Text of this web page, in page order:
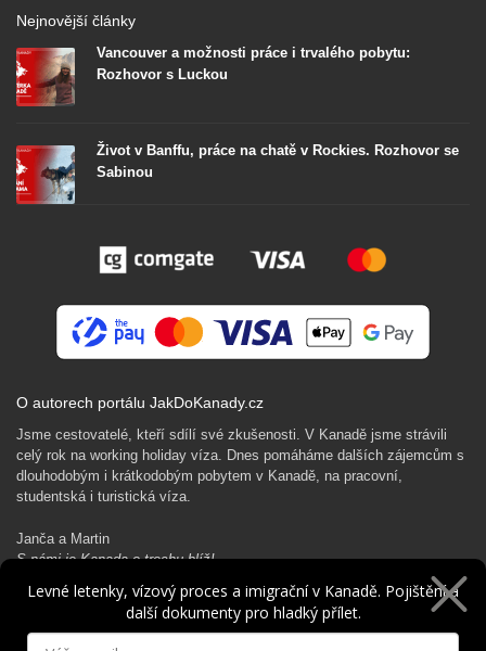
Nejnovější články
Vancouver a možnosti práce i trvalého pobytu:
Rozhovor s Luckou
Život v Banffu, práce na chatě v Rockies. Rozhovor se
Sabinou
O autorech portálu JakDoKanady.cz
Jsme cestovatelé, kteří sdílí své zkušenosti. V Kanadě jsme strávili
celý rok na working holiday víza. Dnes pomáháme dalších zájemcům s
dlouhodobým i krátkodobým pobytem v Kanadě, na pracovní,
studentská i turistická víza.
Janča a Martin
S námi je Kanada o trochu blíž!
Rádi Ti pomůžeme s kanadským dobrodružstvím…
Levné letenky, vízový proces a imigrační v Kanadě. Pojištění a
další dokumenty pro hladký přílet.